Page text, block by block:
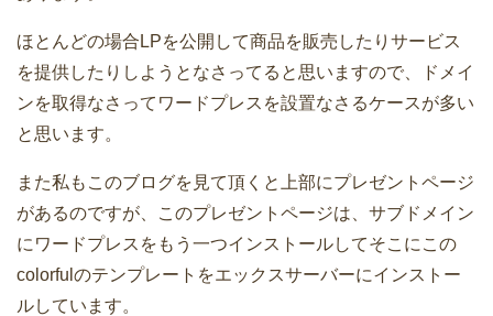
ほとんどの場合LPを公開して商品を販売したりサービス
を提供したりしようとなさってると思いますので、ドメイ
ンを取得なさってワードプレスを設置なさるケースが多い
と思います。
また私もこのブログを見て頂くと上部にプレゼントページ
があるのですが、このプレゼントページは、サブドメイン
にワードプレスをもう一つインストールしてそこにこの
colorfulのテンプレートをエックスサーバーにインストー
ルしています。